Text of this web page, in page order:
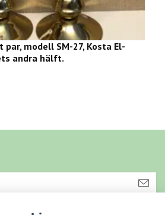
par, modell SM-27, Kosta El-
andra hälft.